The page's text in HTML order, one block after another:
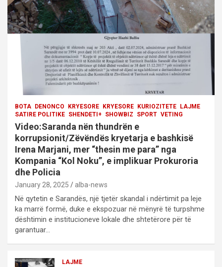
BOTA DENONCO KRYESORE KRYESORE KURIOZITETE
LAJME
SATIRE POLITIKE SHENDETI+ SHOWBIZ SPORT VETING
Video:Saranda nën thundrën e
korrupsionit/Zëvëndës kryetarja e bashkisë
Irena Marjani, mer “thesin me para” nga
Kompania “Kol Noku”, e implikuar Prokuroria
dhe Policia
January 28, 2025 alba-news
Në qytetin e Sarandës, një tjetër skandal i ndërtimit pa leje
ka marrë formë, duke e ekspozuar në mënyrë të turpshme
dështimin e institucioneve lokale dhe shtetërore për të
garantuar…
LAJME